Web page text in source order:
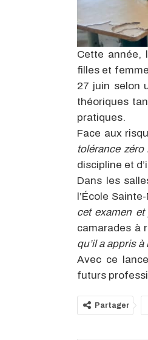
Cette année,
filles et
27 juin selon
théoriques
pratiques.
Face aux
tolérance zéro
discipline et
Dans les
l’École
cet examen
camarades à
qu’il a appris
Avec ce
futurs
Partager